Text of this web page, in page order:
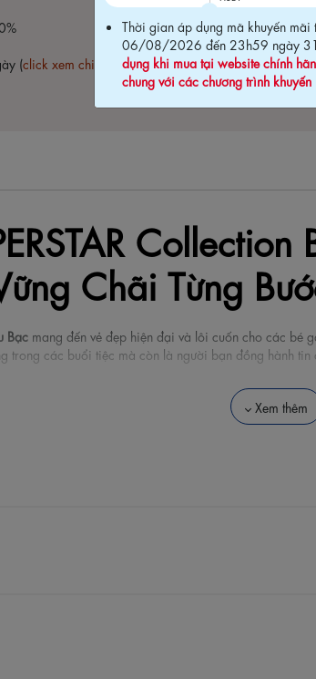
Bảo hành 03 tháng (click
(click xem chi
Free ship đơn hàng 1.5 Triệu
Chãi Từng
Bạc mang đến vẻ đẹp hiện đại và lôi cuốn cho các bé
trong các buổi tiệc mà còn là người bạn đồng hành tin
IP tiên tiến giúp bộ đế có trọng lượng siêu nhẹ, đảm
Xem thêm
Thời gian áp dụng mã khuyến
06/08/2026 đến 23h59 ngày
dụng khi mua tại website chính
chung với các chương trình